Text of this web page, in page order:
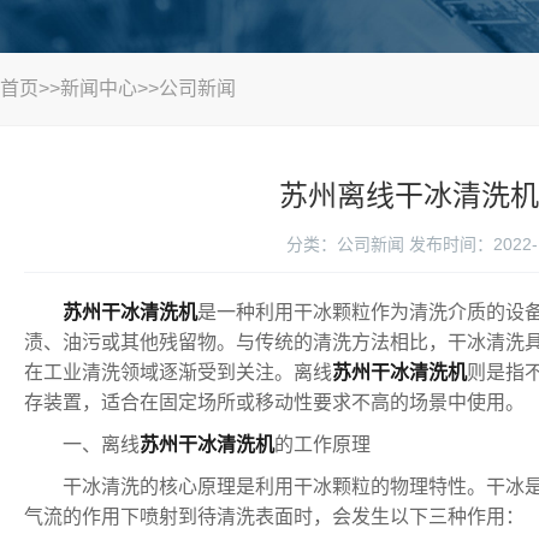
首页>>新闻中心>>公司新闻
苏州离线干冰清洗
分类：公司新闻 发布时间：
苏州干冰清洗机是一种利用干冰颗粒作为清洗介质的设
渍、油污或其他残留物。与传统的清洗方法相比，干冰清洗
在工业清洗领域逐渐受到关注。离线苏州干冰清洗机则是指
存装置，适合在固定场所或移动性要求不高的场景中使用。
一、离线苏州干冰清洗机的工作原理
干冰清洗的核心原理是利用干冰颗粒的物理特性。干
气流的作用下喷射到待清洗表面时，会发生以下三种作用：